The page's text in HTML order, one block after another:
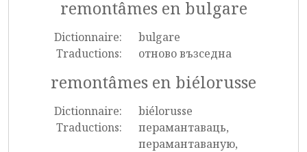
remontâmes en bulgare
Dictionnaire:
bulgare
Traductions:
отново възседна
remontâmes en biélorusse
Dictionnaire:
biélorusse
Traductions:
перамантаваць,
перамантаваную,